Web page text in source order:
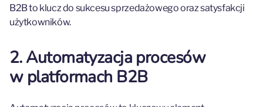
B2B to klucz do sukcesu sprzedażowego oraz satysfakcji
użytkowników.
2. Automatyzacja procesów
w platformach B2B